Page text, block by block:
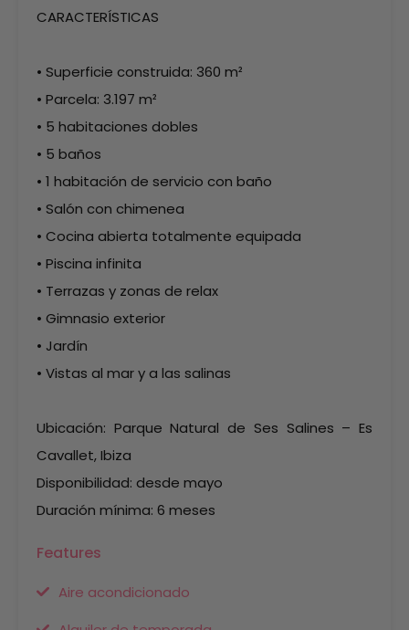
CARACTERÍSTICAS
• Superficie construida: 360 m²
• Parcela: 3.197 m²
• 5 habitaciones dobles
• 5 baños
• 1 habitación de servicio con baño
• Salón con chimenea
• Cocina abierta totalmente equipada
• Piscina infinita
• Terrazas y zonas de relax
• Gimnasio exterior
• Jardín
• Vistas al mar y a las salinas
Ubicación: Parque Natural de Ses Salines – Es
Cavallet, Ibiza
Disponibilidad: desde mayo
Duración mínima: 6 meses
Features
Aire acondicionado